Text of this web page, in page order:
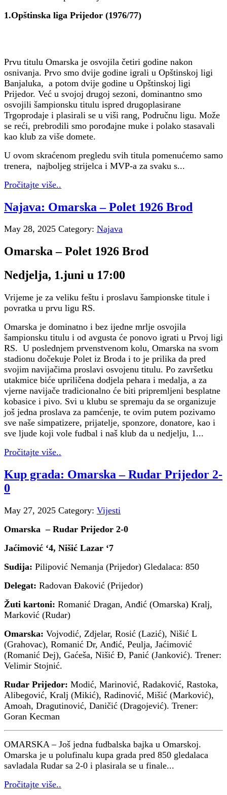
1.Opštinska liga Prijedor (1976/77)
Prvu titulu Omarska je osvojila četiri godine nakon
osnivanja. Prvo smo dvije godine igrali u Opštinskoj ligi
Banjaluka, a potom dvije godine u Opštinskoj ligi
Prijedor. Već u svojoj drugoj sezoni, dominantno smo
osvojili šampionsku titulu ispred drugoplasirane
Trgoprodaje i plasirali se u viši rang, Područnu ligu. Može
se reći, prebrodili smo porođajne muke i polako stasavali
kao klub za više domete.
U ovom skraćenom pregledu svih titula pomenućemo samo
trenera, najboljeg strijelca i MVP-a za svaku s...
Pročitajte više..
Najava: Omarska – Polet 1926 Brod
May 28, 2025 Category: Najava
Omarska – Polet 1926 Brod
Nedjelja, 1.juni u 17:00
Vrijeme je za veliku feštu i proslavu šampionske titule i
povratka u prvu ligu RS.
Omarska je dominatno i bez ijedne mrlje osvojila
šampionsku titulu i od avgusta će ponovo igrati u Prvoj ligi
RS. U poslednjem prvenstvenom kolu, Omarska na svom
stadionu dočekuje Polet iz Broda i to je prilika da pred
svojim navijačima proslavi osvojenu titulu. Po završetku
utakmice biće upriličena dodjela pehara i medalja, a za
vjerne navijače tradicionalno će biti pripremljeni besplatne
kobasice i pivo. Svi u klubu se spremaju da se organizuje
još jedna proslava za pamćenje, te ovim putem pozivamo
sve naše simpatizere, prijatelje, sponzore, donatore, kao i
sve ljude koji vole fudbal i naš klub da u nedjelju, 1...
Pročitajte više..
Kup grada: Omarska – Rudar Prijedor 2-
0
May 27, 2025 Category: Vijesti
Omarska – Rudar Prijedor 2-0
Jaćimović ‘4, Nišić Lazar ‘7
Sudija: Pilipović Nemanja (Prijedor) Gledalaca: 850
Delegat: Radovan Đaković (Prijedor)
Žuti kartoni: Romanić Dragan, Anđić (Omarska) Kralj,
Marković (Rudar)
Omarska: Vojvodić, Zdjelar, Rosić (Lazić), Nišić L
(Grahovac), Romanić Dr, Anđić, Peulja, Jaćimović
(Romanić Dej), Gaćeša, Nišić Đ, Panić (Janković). Trener:
Velimir Stojnić.
Rudar Prijedor: Modić, Marinović, Radaković, Rastoka,
Alibegović, Kralj (Mikić), Radinović, Mišić (Marković),
Amoah, Dragutinović, Daničić (Dragojević). Trener:
Goran Kecman
OMARSKA – Još jedna fudbalska bajka u Omarskoj.
Omarska je u polufinalu kupa grada pred 850 gledalaca
savladala Rudar sa 2-0 i plasirala se u finale...
Pročitajte više..